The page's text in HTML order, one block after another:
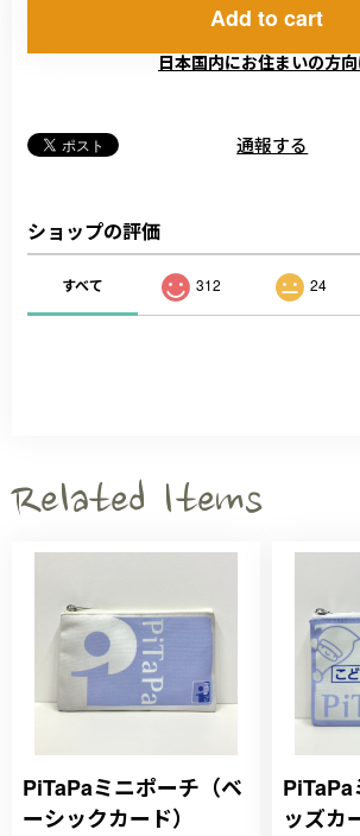
Add to cart
日本国内にお住まいの方
通報する
ショップの評価
すべて 312 24
Related Items
PiTaPaミニポーチ（ベ
ーシックカード）
ッズカ